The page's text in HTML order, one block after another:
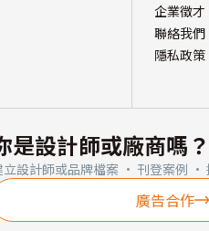
企業徵才
聯絡我們
隱私政策
是設計師或廠商嗎？
立設計師或品牌檔案 · 刊登案例 ·
廣告合作